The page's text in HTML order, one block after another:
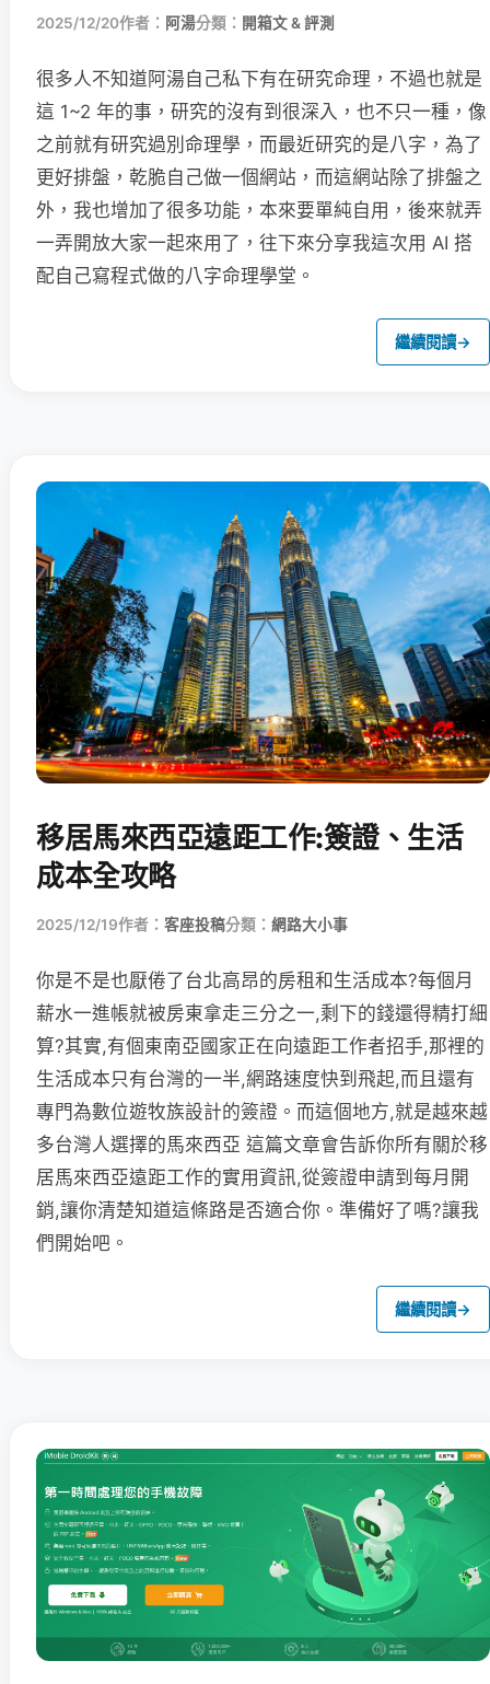
2025/12/20作者： 阿湯分類： 開箱文 & 評測
很多人不知道阿湯自己私下有在研究命理，不過也就是
這 1~2 年的事，研究的沒有到很深入，也不只一種，像
之前就有研究過別命理學，而最近研究的是八字，為了
更好排盤，乾脆自己做一個網站，而這網站除了排盤之
外，我也增加了很多功能，本來要單純自用，後來就弄
一弄開放大家一起來用了，往下來分享我這次用 AI 搭
配自己寫程式做的八字命理學堂。
繼續閱讀→
移居馬來西亞遠距工作:簽證、生活
成本全攻略
2025/12/19作者： 客座投稿分類： 網路大小事
你是不是也厭倦了台北高昂的房租和生活成本?每個月
薪水一進帳就被房東拿走三分之一,剩下的錢還得精打細
算?其實,有個東南亞國家正在向遠距工作者招手,那裡的
生活成本只有台灣的一半,網路速度快到飛起,而且還有
專門為數位遊牧族設計的簽證。而這個地方,就是越來越
多台灣人選擇的馬來西亞 這篇文章會告訴你所有關於移
居馬來西亞遠距工作的實用資訊,從簽證申請到每月開
銷,讓你清楚知道這條路是否適合你。準備好了嗎?讓我
們開始吧。
繼續閱讀→